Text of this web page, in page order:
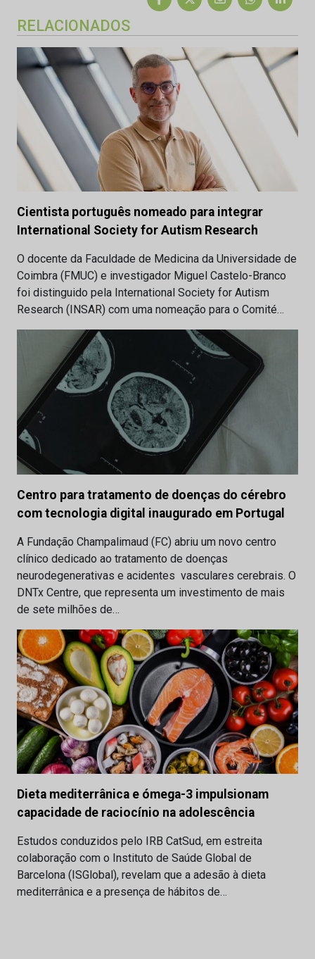
RELACIONADOS
Cientista português nomeado para integrar
International Society for Autism Research
O docente da Faculdade de Medicina da Universidade de
Coimbra (FMUC) e investigador Miguel Castelo-Branco
foi distinguido pela International Society for Autism
Research (INSAR) com uma nomeação para o Comité…
Centro para tratamento de doenças do cérebro
com tecnologia digital inaugurado em Portugal
A Fundação Champalimaud (FC) abriu um novo centro
clínico dedicado ao tratamento de doenças
neurodegenerativas e acidentes vasculares cerebrais. O
DNTx Centre, que representa um investimento de mais
de sete milhões de…
Dieta mediterrânica e ómega-3 impulsionam
capacidade de raciocínio na adolescência
Estudos conduzidos pelo IRB CatSud, em estreita
colaboração com o Instituto de Saúde Global de
Barcelona (ISGlobal), revelam que a adesão à dieta
mediterrânica e a presença de hábitos de…